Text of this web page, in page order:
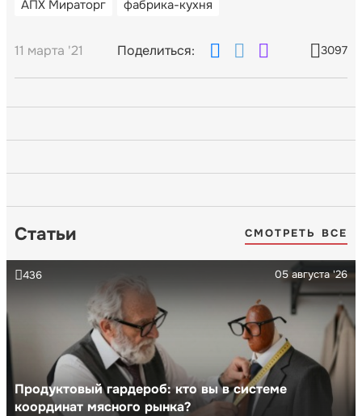
АПХ Мираторг
фабрика-кухня
11 марта '21 Поделиться: 3097
Статьи СМОТРЕТЬ ВСЕ
Продуктовый гардероб: кто вы в системе
координат мясного рынка?
05 августа '26
436